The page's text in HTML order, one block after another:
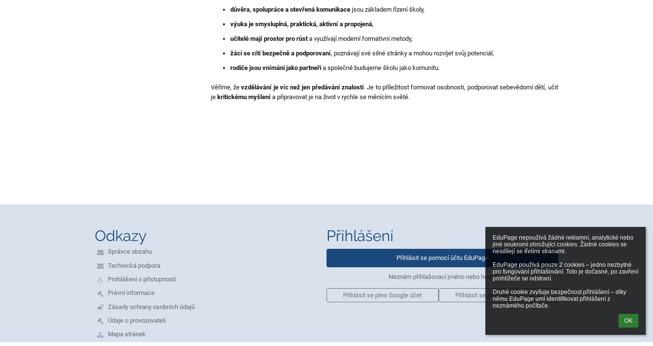
EduPage nepoužívá žádné reklamní, analytické nebo
jiné soukromí ohrožující cookies. Žádné cookies se
nesdílejí se třetími stranami.
EduPage používá pouze 2 cookies – jedno nezbytné
pro fungování přihlašování. Toto je dočasné, po zavření
prohlížeče se odstraní.
Druhé cookie zvyšuje bezpečnost přihlášení – díky
němu EduPage umí identifikovat přihlášení z
neznámého počítače.
OK
důvěra, spolupráce a otevřená komunikacejsou základem řízení školy,
výuka je smysluplná, praktická, aktivní a propojená,
učitelé mají prostor pro růsta využívají moderní formativní metody,
žáci se cítí bezpečně a podporovaní, poznávají své silné stránky a mohou rozvíjet svůj potenciál,
rodiče jsou vnímáni jako partneřia společně budujeme školu jako komunitu.
Věříme, ževzdělávání je víc než jen předávání znalostí. Je to příležitost formovat osobnosti, podporovat sebevědomí dětí, učit
je kritickému myšlenía připravovat je na život v rychle se měnícím světě.
Odkazy
Správce obsahu
Technická podpora
Prohlášení o přístupnosti
Právní informace
Zásady ochrany osobních údajů
Údaje o provozovateli
Mapa stránek
Přihlášení
Přihlásit se pomocí účtu EduPage
Neznám přihlašovací jméno nebo heslo
Přihlásit se přes Google účet Přihlásit se přes Microsoft účet